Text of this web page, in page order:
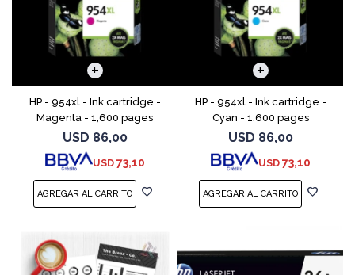
HP - 954xl - Ink cartridge -
Magenta - 1,600 pages
USD 86,00
USD 73,10
HP - 954xl - Ink cartridge -
Cyan - 1,600 pages
USD 86,00
USD 73,10